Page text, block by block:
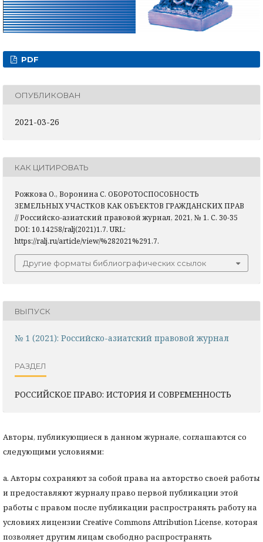
PDF
ОПУБЛИКОВАН
2021-03-26
КАК ЦИТИРОВАТЬ
Рожкова О., Воронина С. ОБОРОТОСПОСОБНОСТЬ
ЗЕМЕЛЬНЫХ УЧАСТКОВ КАК ОБЪЕКТОВ ГРАЖДАНСКИХ ПРАВ
// Российско-азиатский правовой журнал, 2021, № 1. С. 30-35
DOI: 10.14258/ralj(2021)1.7. URL:
https://ralj.ru/article/view/%282021%291.7.
Другие форматы библиографических ссылок
ВЫПУСК
№ 1 (2021): Российско-азиатский правовой журнал
РАЗДЕЛ
РОССИЙСКОЕ ПРАВО: ИСТОРИЯ И СОВРЕМЕННОСТЬ
Авторы, публикующиеся в данном журнале, соглашаются со
следующими условиями:
a. Авторы сохраняют за собой права на авторство своей работы
и предоставляют журналу право первой публикации этой
работы с правом после публикации распространять работу на
условиях лицензии Creative Commons Attribution License, которая
позволяет другим лицам свободно распространять